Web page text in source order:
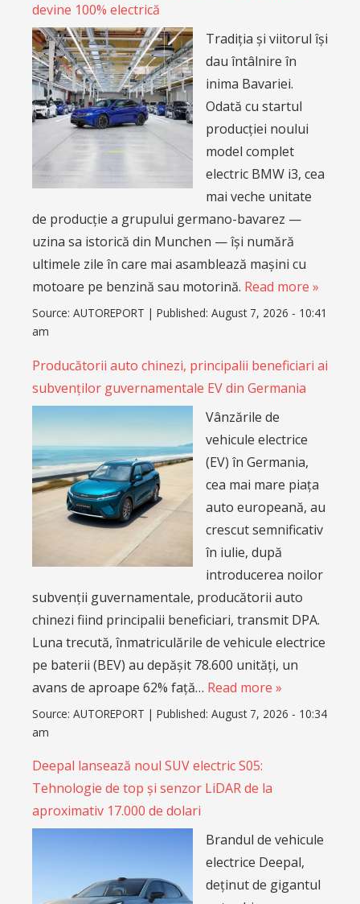
devine 100% electrică
Tradiția și viitorul își
dau întâlnire în
inima Bavariei.
Odată cu startul
producției noului
model complet
electric BMW i3, cea
mai veche unitate
de producție a grupului germano-bavarez —
uzina sa istorică din Munchen — își numără
ultimele zile în care mai asamblează mașini cu
motoare pe benzină sau motorină. Read more »
Source: AUTOREPORT | Published: August 7, 2026 - 10:41
am
Producătorii auto chinezi, principalii beneficiari ai
subvenților guvernamentale EV din Germania
Vânzările de
vehicule electrice
(EV) în Germania,
cea mai mare piața
auto europeană, au
crescut semnificativ
în iulie, după
introducerea noilor
subvenții guvernamentale, producătorii auto
chinezi fiind principalii beneficiari, transmit DPA.
Luna trecută, înmatriculările de vehicule electrice
pe baterii (BEV) au depășit 78.600 unități, un
avans de aproape 62% față… Read more »
Source: AUTOREPORT | Published: August 7, 2026 - 10:34
am
Deepal lansează noul SUV electric S05:
Tehnologie de top și senzor LiDAR de la
aproximativ 17.000 de dolari
Brandul de vehicule
electrice Deepal,
deținut de gigantul